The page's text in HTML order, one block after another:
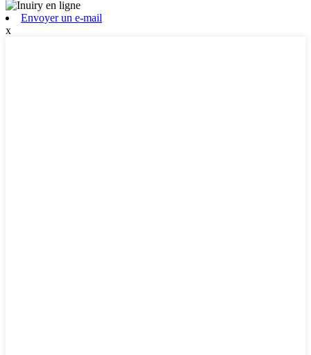
Envoyer un e-mail
x